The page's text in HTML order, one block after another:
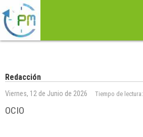
Redacción
Viernes, 12 de Junio de 2026 Tiempo de lectura:
OCIO